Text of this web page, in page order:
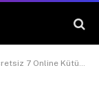
7 Online Kütüphane